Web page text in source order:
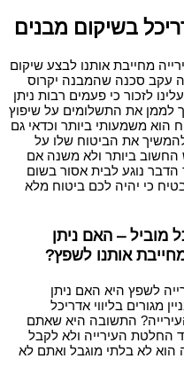
בשיקום מבנים
מחייבת אותנו לבצע שיקום
עקב סכנה שהמבנה יקרוס
לזכור כי פעמים רבות ניתן
לממן את התשלומים על שיפוץ
הוא משמעותי ביותר וכדאי גם
את הביטוח שלו על
החשוב ביותר ולא משנה אם
הדבר נוגע לבית אסור בשום
כי יהיה לכם ביטוח מלא
מוביל – האם ניתן
אותנו לשפץ?
לשפץ היא האם ניתן
מגורים בליווי אדריכל
התשובה היא שאתם
החלטת העירייה ולא לקבל
לא בלתי מוגבל ואתם לא